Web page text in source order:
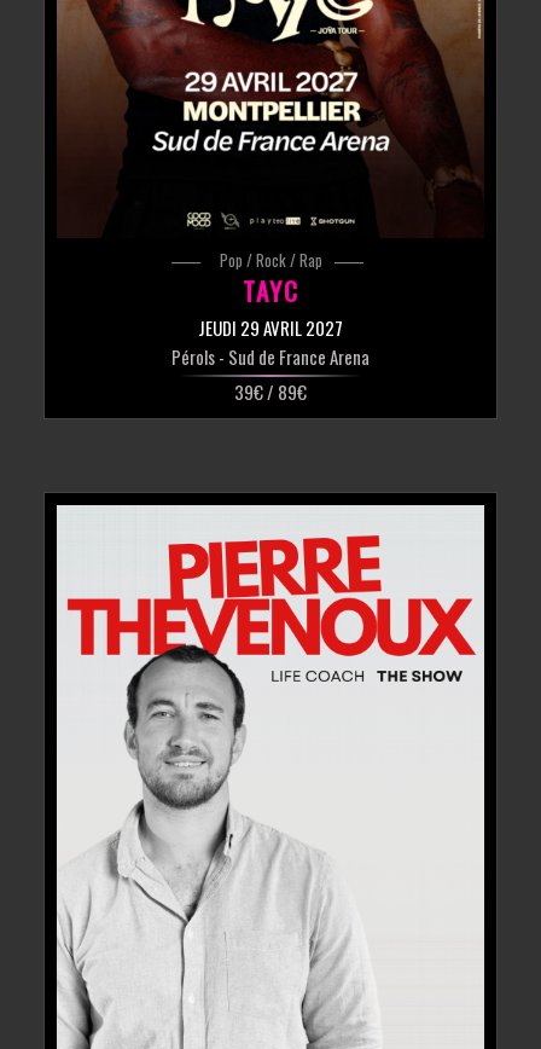
Pop / Rock / Rap
TAYC
JEUDI 29 AVRIL 2027
Pérols- Sud de France Arena
39€ / 89€